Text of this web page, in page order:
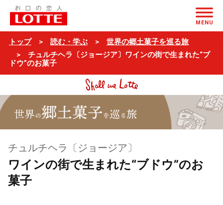
MENU
トップ 読む・学ぶ
世界の郷土菓子を巡る旅
チュルチヘラ〔ジョージア〕ワインの街で生まれた“ブ
ドウ”のお菓子
チュルチヘラ〔ジョージア〕
ワインの街で生まれた“ブドウ”のお
菓子